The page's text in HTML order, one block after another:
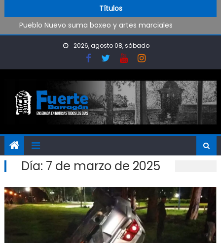
Títulos
Pueblo Nuevo suma boxeo y artes marciales
OPINIÓN: ¿Hasta cuándo vamos a soportar todo esto?
El Rojo juega este sábado en Ensenada y necesita ganar
2026, agosto 08, sábado
Día: 7 de marzo de 2025